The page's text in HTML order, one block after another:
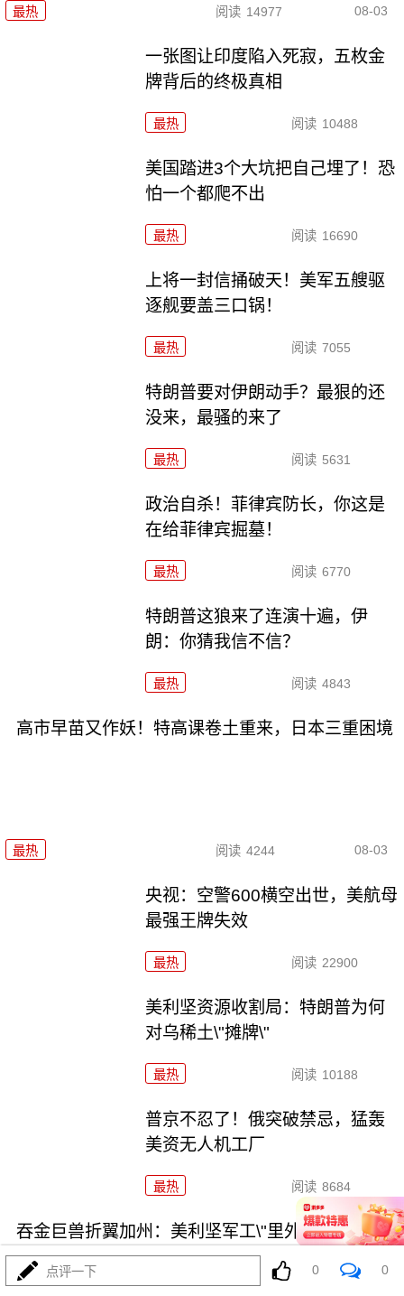
最热 阅读 14977 08-03
一张图让印度陷入死寂，五枚金
牌背后的终极真相
最热 阅读 10488
美国踏进3个大坑把自己埋了！恐
怕一个都爬不出
最热 阅读 16690
上将一封信捅破天！美军五艘驱
逐舰要盖三口锅！
最热 阅读 7055
特朗普要对伊朗动手？最狠的还
没来，最骚的来了
最热 阅读 5631
政治自杀！菲律宾防长，你这是
在给菲律宾掘墓！
最热 阅读 6770
特朗普这狼来了连演十遍，伊
朗：你猜我信不信？
最热 阅读 4843
高市早苗又作妖！特高课卷土重来，日本三重困境
最热 阅读 4244 08-03
央视：空警600横空出世，美航母
最强王牌失效
最热 阅读 22900
美利坚资源收割局：特朗普为何
对乌稀土\"摊牌\"
最热 阅读 10188
普京不忍了！俄突破禁忌，猛轰
美资无人机工厂
最热 阅读 8684
吞金巨兽折翼加州：美利坚军工\"里外掏空\"困局
点评一下 0 0